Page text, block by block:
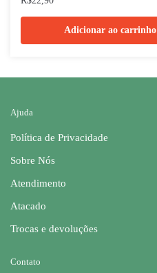
Adicionar ao carrinho
Ajuda
Política de Privacidade
Sobre Nós
Atendimento
Atacado
Trocas e devoluções
Contato